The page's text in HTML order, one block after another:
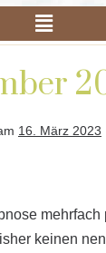
16. März 2023
mehrfach
keinen